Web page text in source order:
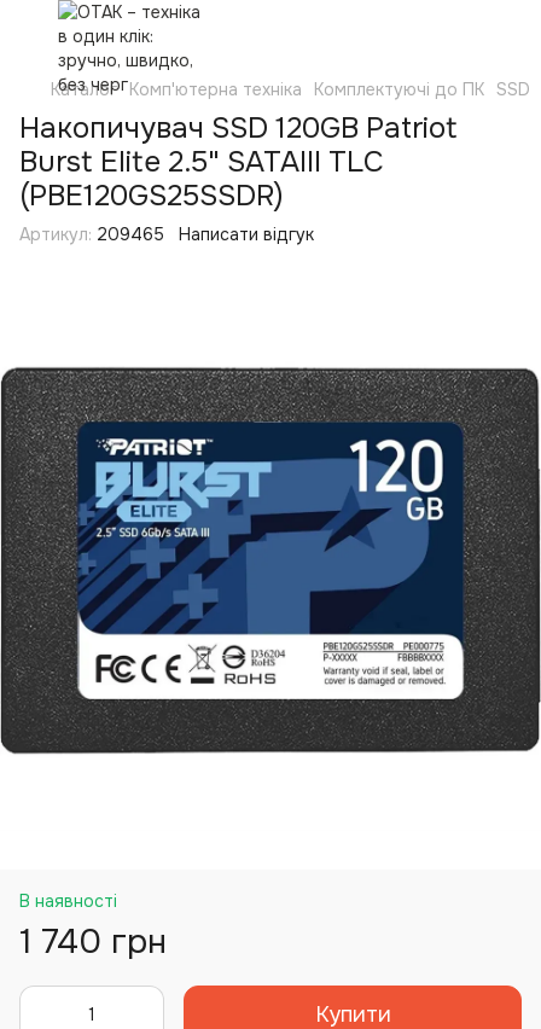
Каталог Комп'ютерна техніка Комплектуючі до ПК SSD
Накопичувач SSD 120GB Patriot
Burst Elite 2.5" SATAIII TLC
(PBE120GS25SSDR)
Артикул: 209465 Написати відгук
В наявності
1 740 грн
Купити